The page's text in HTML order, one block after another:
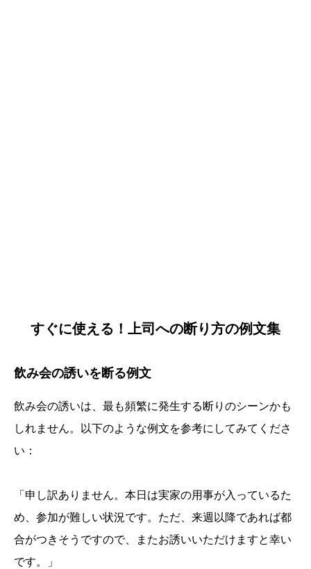
すぐに使える！上司への断り方の例文集
飲み会の誘いを断る例文
飲み会の誘いは、最も頻繁に発生する断りのシーンかも
しれません。以下のような例文を参考にしてみてくださ
い：
「申し訳ありません。本日は実家の用事が入っているた
め、参加が難しい状況です。ただ、来週以降であれば都
合がつきそうですので、またお誘いいただけますと幸い
です。」